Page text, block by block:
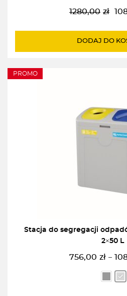
1280,00 zł
DODAJ DO
PROMO
Stacja do segregacji
2×50 L
756,00 zł –
cen:
od